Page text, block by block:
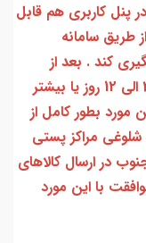
در پنل کاربری هم قابل
طریق سامانه
193 با پست پیگیری کند . بعد از
دریافت کدرهگیری 24 رقمی معمولا بین 3 الی 12 روز یا بیشتر
مورد بطور کامل از
مراکز پستی
در ارسال کالاهای
با این مورد